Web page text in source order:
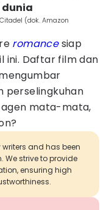
dunia
(dok. Amazon
romancesiap
ini. Daftar film dan
perselingkuhan
mata-mata,
and has been
We strive to provide
ensuring high